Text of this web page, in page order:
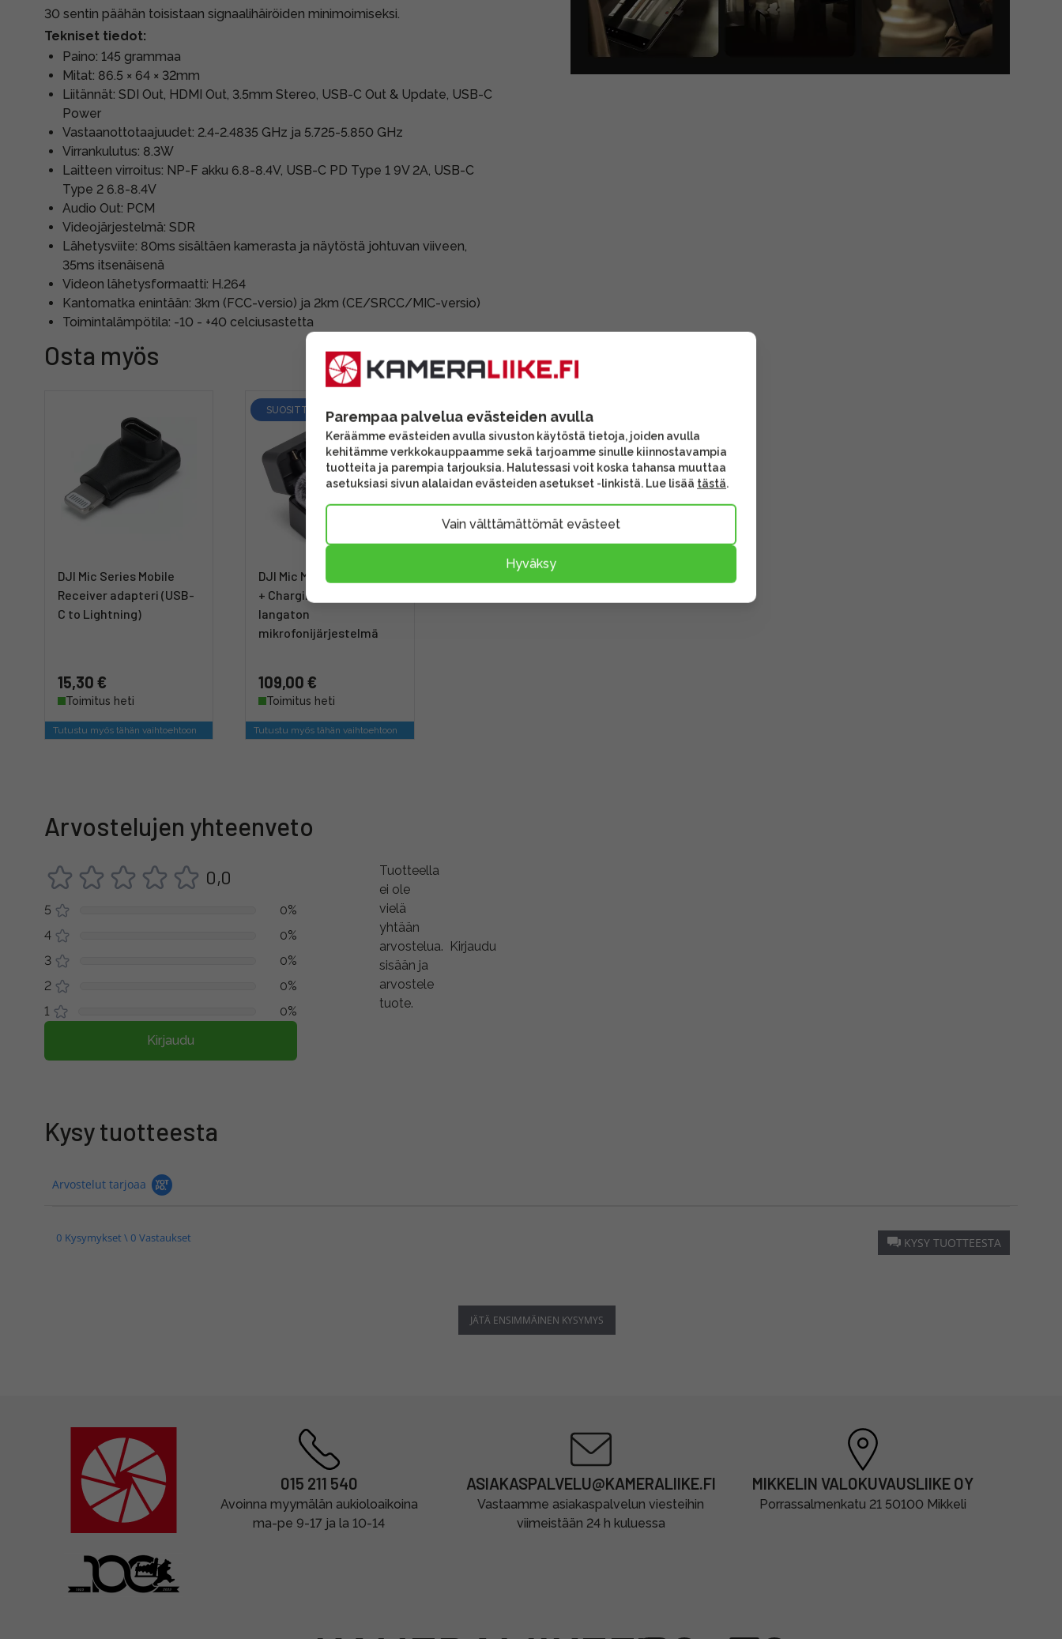
30 sentin päähän toisistaan signaalihäiröiden minimoimiseksi.
Tekniset tiedot:
Paino: 145 grammaa
Mitat: 86.5 × 64 × 32mm
Liitännät: SDI Out, HDMI Out, 3.5mm Stereo, USB-C Out & Update, USB-C
Power
Vastaanottotaajuudet: 2.4-2.4835 GHz ja 5.725-5.850 GHz
Virrankulutus: 8.3W
Laitteen virroitus: NP-F akku 6.8-8.4V, USB-C PD Type 1 9V 2A, USB-C
Type 2 6.8-8.4V
Audio Out: PCM
Videojärjestelmä: SDR
Lähetysviite: 80ms sisältäen kamerasta ja näytöstä johtuvan viiveen,
35ms itsenäisenä
Videon lähetysformaatti: H.264
Kantomatka enintään: 3km (FCC-versio) ja 2km (CE/SRCC/MIC-versio)
Toimintalämpötila: -10 - +40 celciusastetta
Osta myös
DJI Mic Series Mobile
Receiver adapteri (USB-
C to Lightning)
15,30 €
Toimitus heti
Tutustu myös tähän vaihtoehtoon
SUOSITTELEMME
DJI Mic Mini 2 (2 TX + 1 RX
+ Charging Case) -
langaton
mikrofonijärjestelmä
109,00 €
Toimitus heti
Tutustu myös tähän vaihtoehtoon
Arvostelujen yhteenveto
0,0
5
0%
4
0%
3
0%
2
0%
1
0%
Kirjaudu
Tuotteella
ei ole
vielä
yhtään
arvostelua. Kirjaudu
sisään ja
arvostele
tuote.
Kysy tuotteesta
Arvostelut tarjoaa
0 Kysymykset \ 0 Vastaukset KYSY TUOTTEESTA
JÄTÄ ENSIMMÄINEN KYSYMYS
015 211 540
Avoinna myymälän aukioloaikoina
ma-pe 9-17 ja la 10-14
ASIAKASPALVELU@KAMERALIIKE.FI
Vastaamme asiakaspalvelun viesteihin
viimeistään 24 h kuluessa
MIKKELIN VALOKUVAUSLIIKE OY
Porrassalmenkatu 21 50100 Mikkeli
Parempaa palvelua evästeiden avulla
Keräämme evästeiden avulla sivuston käytöstä tietoja, joiden avulla
kehitämme verkkokauppaamme sekä tarjoamme sinulle kiinnostavampia
tuotteita ja parempia tarjouksia. Halutessasi voit koska tahansa muuttaa
asetuksiasi sivun alalaidan evästeiden asetukset -linkistä. Lue lisää tästä.
Vain välttämättömät evästeet
Hyväksy